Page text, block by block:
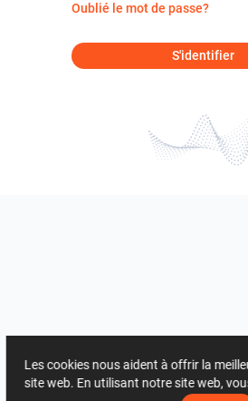
Oublié le mot de passe?
S'identifier
Les cookies nous aident à offrir la
site web. En utilisant notre site web,